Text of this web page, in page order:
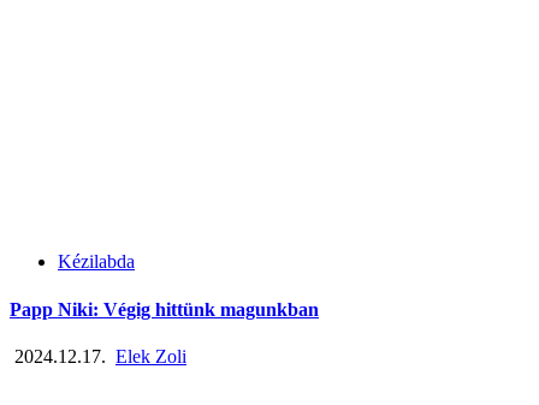
Kézilabda
Papp Niki: Végig hittünk magunkban
2024.12.17. Elek Zoli